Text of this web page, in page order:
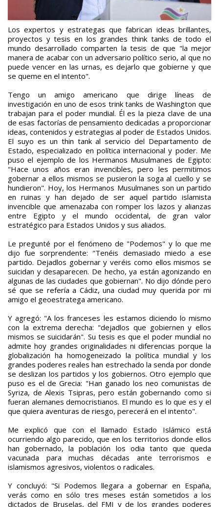
Los expertos y estrategas que fabrican ideas brillantes,
proyectos y tesis en los grandes think tanks de todo el
mundo desarrollado comparten la tesis de que "la mejor
manera de acabar con un adversario político serio, al que no
puede vencer en las urnas, es dejarlo que gobierne y que
se queme en el intento".
Tengo un amigo americano que dirige líneas de
investigación en uno de esos trink tanks de Washington que
trabajan para el poder mundial. Él es la pieza clave de una
de esas factorías de pensamiento dedicadas a proporcionar
ideas, contenidos y estrategias al poder de Estados Unidos.
El suyo es un thin tank al servicio del Departamento de
Estado, especializado en política internacional y poder. Me
puso el ejemplo de los Hermanos Musulmanes de Egipto:
"Hace unos años eran invencibles, pero les permitimos
gobernar a ellos mismos se pusieron la soga al cuello y se
hundieron". Hoy, los Hermanos Musulmanes son un partido
en ruinas y han dejado de ser aquel partido islamista
invencible que amenazaba con romper los lazos y alianzas
entre Egipto y el mundo occidental, de gran valor
estratégico para Estados Unidos y sus aliados.
Le pregunté por el fenómeno de "Podemos" y lo que me
dijo fue sorprendente: "Tenéis demasiado miedo a ese
partido. Dejadlos gobernar y veréis como ellos mismos se
suicidan y desaparecen. De hecho, ya están agonizando en
algunas de las ciudades que gobiernan". No dijo dónde pero
sé que se refería a Cádiz, una ciudad muy querida por mi
amigo el geoestratega americano.
Y agregó: "A los franceses les estamos diciendo lo mismo
con la extrema derecha: "dejadlos que gobiernen y ellos
mismos se suicidarán". Su tesis es que el poder mundial no
admite hoy grandes originalidades ni diferencias porque la
globalización ha homogeneizado la política mundial y los
grandes poderes reales han estrechado la senda por donde
se deslizan los partidos y los gobiernos. Otro ejemplo que
puso es el de Grecia: "Han ganado los neo comunistas de
Syriza, de Alexis Tsipras, pero están gobernando como si
fueran alemanes democristianos. El mundo es lo que es y el
que quiera aventuras de riesgo, perecerá en el intento".
Me explicó que con el llamado Estado Islámico está
ocurriendo algo parecido, que en los territorios donde ellos
han gobernado, la población los odia tanto que queda
vacunada para muchas décadas ante terrorismos e
islamismos agresivos, violentos o radicales.
Y concluyó: "Si Podemos llegara a gobernar en España,
verás como en sólo tres meses están sometidos a los
dictados de Bruselas, del FMI y de los grandes poderes